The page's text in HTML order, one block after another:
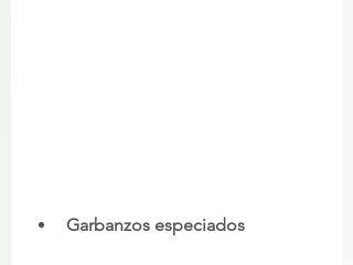
Garbanzos especiados